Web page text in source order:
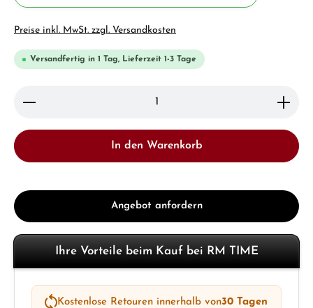
Preise inkl. MwSt. zzgl. Versandkosten
Versandfertig in 1 Tag, Lieferzeit 1-3 Tage
Produkt Anzahl: Gib den gewünschten Wert ein
In den Warenkorb
Angebot anfordern
Ihre Vorteile beim Kauf bei RM TIME
Kostenlose Retouren innerhalb von30 Tagen